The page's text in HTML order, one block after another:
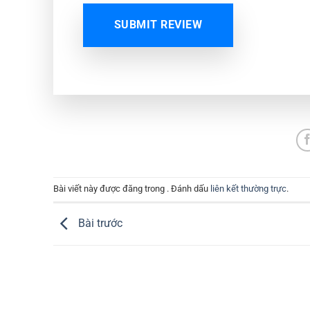
SUBMIT REVIEW
Bài viết này được đăng trong . Đánh dấu liên kết thường trực.
Bài trước